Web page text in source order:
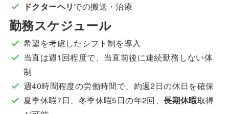
ドクターヘリでの搬送・治療
勤務スケジュール
希望を考慮したシフト制を導入
当直は週1回程度で、当直前後に連続勤務しない体
制
週40時間程度の労働時間で、約週2日の休日を確保
夏季休暇7日、冬季休暇5日の年2回、長期休暇取得